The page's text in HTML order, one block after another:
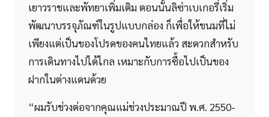
เยาวราชและพัทยาเพิ่มเติม ตอนนั้นลิซ่าเบเกอรี่เริ่ม
พัฒนาบรรจุภัณฑ์ในรูปแบบกล่อง ก็เพื่อให้ขนมที่ไม่
เพียงแต่เป็นของโปรดของคนไทยแล้ว สะดวกสำหรับ
การเดินทางไปได้ไกล เหมาะกับการซื้อไปเป็นของ
ฝากในต่างแดนด้วย
“ผมรับช่วงต่อจากคุณแม่ช่วงประมาณปี พ.ศ. 2550-